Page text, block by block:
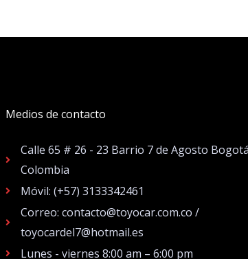
Medios de contacto
Calle 65 # 26 - 23 Barrio 7 de Agosto
Colombia
Móvil: (+57) 3133342461
Correo: contacto@toyocar.com.co /
toyocardel7@hotmail.es
Lunes - viernes 8:00 am – 6:00 pm